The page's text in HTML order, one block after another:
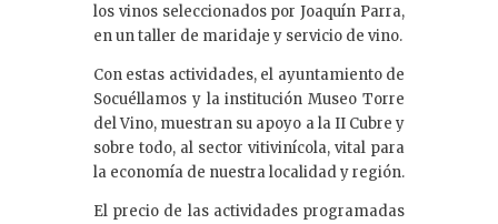
los vinos seleccionados por Joaquín Parra,
en un taller de maridaje y servicio de vino.
Con estas actividades, el ayuntamiento de
Socuéllamos y la institución Museo Torre
del Vino, muestran su apoyo a la II Cubre y
sobre todo, al sector vitivinícola, vital para
la economía de nuestra localidad y región.
El precio de las actividades programadas